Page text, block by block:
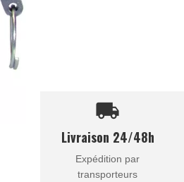
local_shipping
Livraison 24/48h
Expédition par
transporteurs